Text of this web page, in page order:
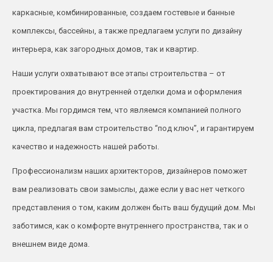
каркасные, комбинированные, создаем гостевые и банные
комплексы, бассейны, а также предлагаем услуги по дизайну
интерьера, как загородных домов, так и квартир.
Наши услуги охватывают все этапы строительства – от
проектирования до внутренней отделки дома и оформления
участка. Мы гордимся тем, что являемся компанией полного
цикла, предлагая вам строительство “под ключ”, и гарантируем
качество и надежность нашей работы.
Профессионализм наших архитекторов, дизайнеров поможет
вам реализовать свои замыслы, даже если у вас нет четкого
представления о том, каким должен быть ваш будущий дом. Мы
заботимся, как о комфорте внутреннего пространства, так и о
внешнем виде дома.